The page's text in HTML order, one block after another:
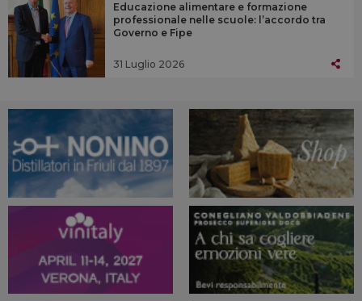
Educazione alimentare e formazione
professionale nelle scuole: l’accordo tra
Governo e Fipe
31 Luglio 2026